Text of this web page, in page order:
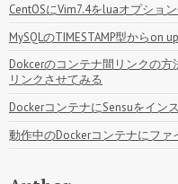
CentOSにVim7.4をluaオプショ
MySQLのTIMESTAMP型からon
Dokcerのコンテナ間リンクの方
リンクさせてみる
DockerコンテナにSensuをイン
動作中のDockerコンテナにフ